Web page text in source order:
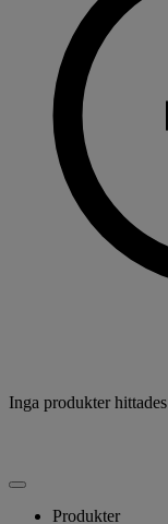
Inga produkter hittades
Produkter